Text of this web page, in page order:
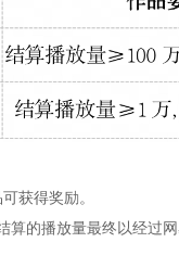
获得奖励。
的播放量最终以经过